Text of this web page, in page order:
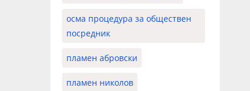
осма процедура за обществен
посредник
пламен абровски
пламен николов